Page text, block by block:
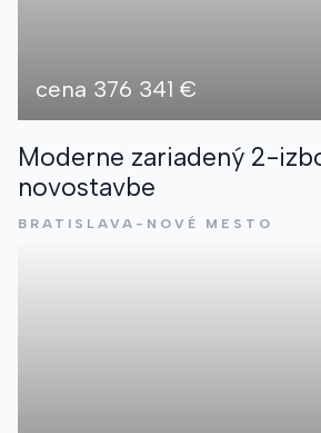
cena 376 341 €
Moderne zariadený 2-
novostavbe
BRATISLAVA-NOVÉ MESTO